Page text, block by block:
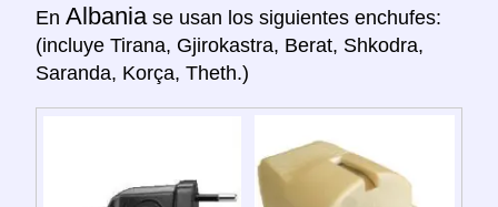
En Albania se usan los siguientes enchufes:
(incluye Tirana, Gjirokastra, Berat, Shkodra,
Saranda, Korça, Theth.)